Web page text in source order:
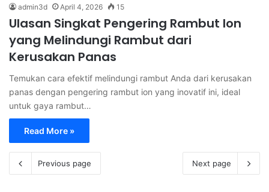
admin3d April 4, 2026 15
Ulasan Singkat Pengering Rambut Ion
yang Melindungi Rambut dari
Kerusakan Panas
Temukan cara efektif melindungi rambut Anda dari kerusakan
panas dengan pengering rambut ion yang inovatif ini, ideal
untuk gaya rambut…
Read More »
Previous page Next page